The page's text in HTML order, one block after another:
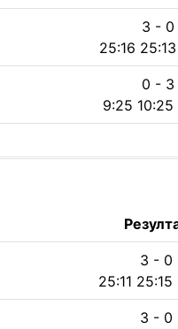
3 - 0
25:16
0 - 3
9:25 10:25
3 - 0
25:11 25:15
3 - 0